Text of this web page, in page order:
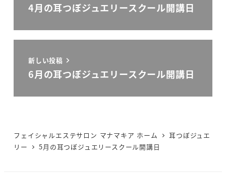
4月の耳つぼジュエリースクール開講日
新しい投稿
6月の耳つぼジュエリースクール開講日
フェイシャルエステサロン マナマキア ホーム
耳つぼジュエ
リー
5月の耳つぼジュエリースクール開講日